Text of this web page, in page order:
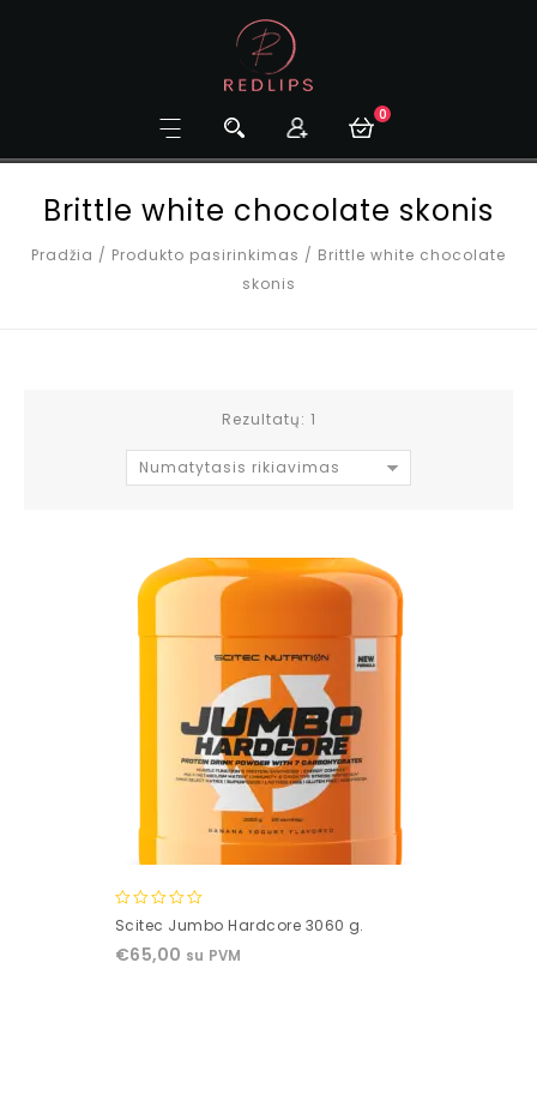
0
Brittle white chocolate skonis
Pradžia / Produkto pasirinkimas / Brittle white chocolate
skonis
Rezultatų: 1
Numatytasis rikiavimas
0
of
Scitec Jumbo Hardcore 3060 g.
€65,00 su PVM